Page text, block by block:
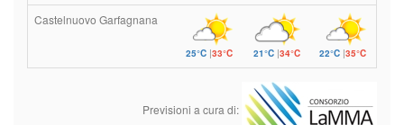
Castelnuovo Garfagnana
25°C|33°C 21°C|34°C 22°C |35°C
Previsioni a cura di: